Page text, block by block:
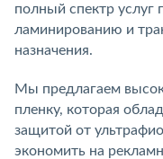
полный спектр услуг
ламинированию и
назначения.
Мы предлагаем
пленку, которая
защитой от
экономить на